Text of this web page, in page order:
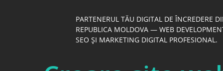
PARTENERUL TĂU DIGITAL DE ÎNCREDERE
REPUBLICA MOLDOVA — WEB
SEO ȘI MARKETING DIGITAL PROFESIONAL.